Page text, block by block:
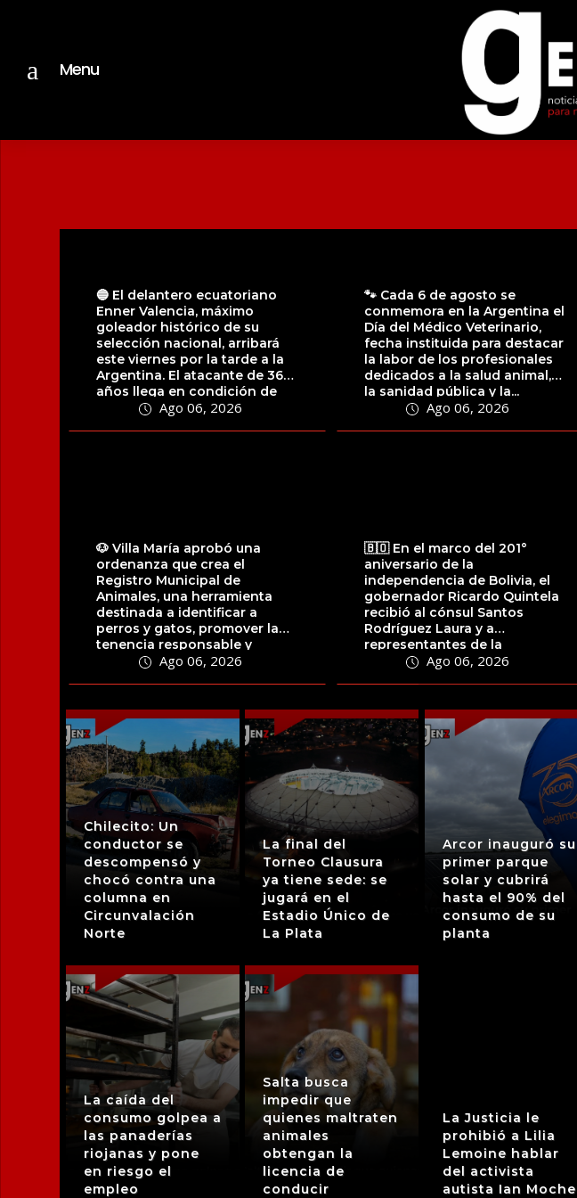
a Menu
🔵 El delantero ecuatoriano
Enner Valencia, máximo
goleador histórico de su
selección nacional, arribará
este viernes por la tarde a la
Argentina. El atacante de 36
años llega en condición de
jugador... Ago 06, 2026
🐾 Cada 6 de agosto se
conmemora en la Argentina el
Día del Médico Veterinario,
fecha instituida para destacar
la labor de los profesionales
dedicados a la salud animal,
la sanidad pública y la...
Ago 06, 2026
🐶 Villa María aprobó una
ordenanza que crea el
Registro Municipal de
Animales, una herramienta
destinada a identificar a
perros y gatos, promover la
tenencia responsable y
facilitar la localización...
Ago 06, 2026
🇧🇴 En el marco del 201°
aniversario de la
independencia de Bolivia, el
gobernador Ricardo Quintela
recibió al cónsul Santos
Rodríguez Laura y a
representantes de la
comunidad boliviana
Ago 06, 2026
Chilecito: Un
conductor se
descompensó y
chocó contra una
columna en
Circunvalación
Norte
La final del
Torneo Clausura
ya tiene sede: se
jugará en el
Estadio Único de
La Plata
La caída del
consumo golpea a
las panaderías
riojanas y pone
en riesgo el
empleo
Salta busca
impedir que
quienes maltraten
animales
obtengan la
licencia de
conducir
Arcor inauguró su
primer parque
solar y cubrirá
hasta el 90% del
consumo de su
planta
La Justicia le
prohibió a Lilia
Lemoine hablar
del activista
autista Ian Moche